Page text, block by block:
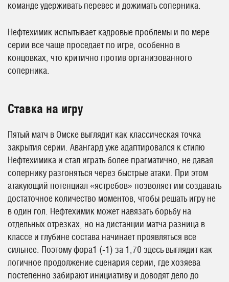
команде удерживать перевес и дожимать соперника.
Нефтехимик испытывает кадровые проблемы и по мере
серии все чаще проседает по игре, особенно в
концовках, что критично против организованного
соперника.
Ставка на игру
Пятый матч в Омске выглядит как классическая точка
закрытия серии. Авангард уже адаптировался к стилю
Нефтехимика и стал играть более прагматично, не давая
сопернику разгоняться через быстрые атаки. При этом
атакующий потенциал «ястребов» позволяет им создавать
достаточное количество моментов, чтобы решать игру не
в один гол. Нефтехимик может навязать борьбу на
отдельных отрезках, но на дистанции матча разница в
классе и глубине состава начинает проявляться все
сильнее. Поэтому фора1 (-1) за 1,70 здесь выглядит как
логичное продолжение сценария серии, где хозяева
постепенно забирают инициативу и доводят дело до